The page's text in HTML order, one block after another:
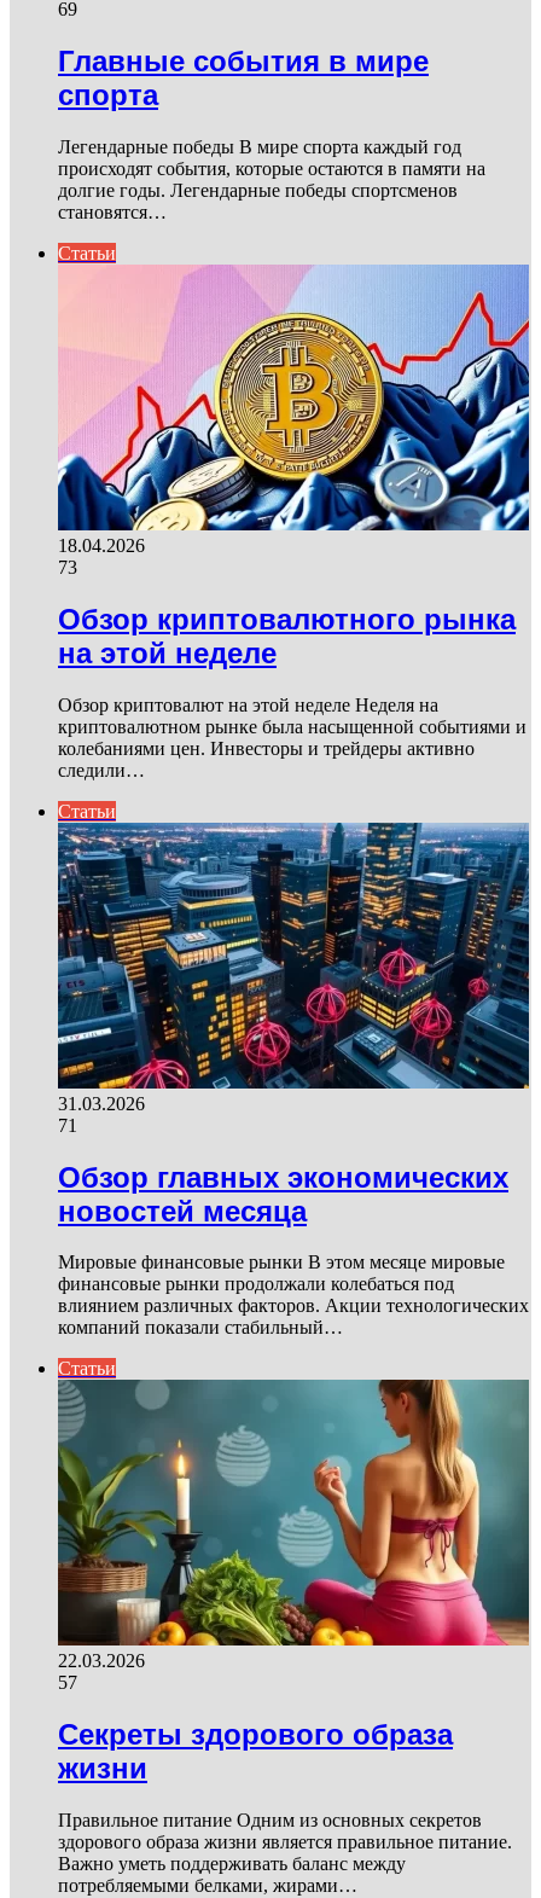
69
Главные события в мире
спорта
Легендарные победы В мире спорта каждый год
происходят события, которые остаются в памяти на
долгие годы. Легендарные победы спортсменов
становятся…
Статьи
18.04.2026
73
Обзор криптовалютного рынка
на этой неделе
Обзор криптовалют на этой неделе Неделя на
криптовалютном рынке была насыщенной событиями и
колебаниями цен. Инвесторы и трейдеры активно
следили…
Статьи
31.03.2026
71
Обзор главных экономических
новостей месяца
Мировые финансовые рынки В этом месяце мировые
финансовые рынки продолжали колебаться под
влиянием различных факторов. Акции технологических
компаний показали стабильный…
Статьи
22.03.2026
57
Секреты здорового образа
жизни
Правильное питание Одним из основных секретов
здорового образа жизни является правильное питание.
Важно уметь поддерживать баланс между
потребляемыми белками, жирами…